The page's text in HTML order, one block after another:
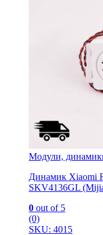
Модули,
Динамик Xiaomi
SKV4136GL
0 out of 5
(0)
SKU: 4015